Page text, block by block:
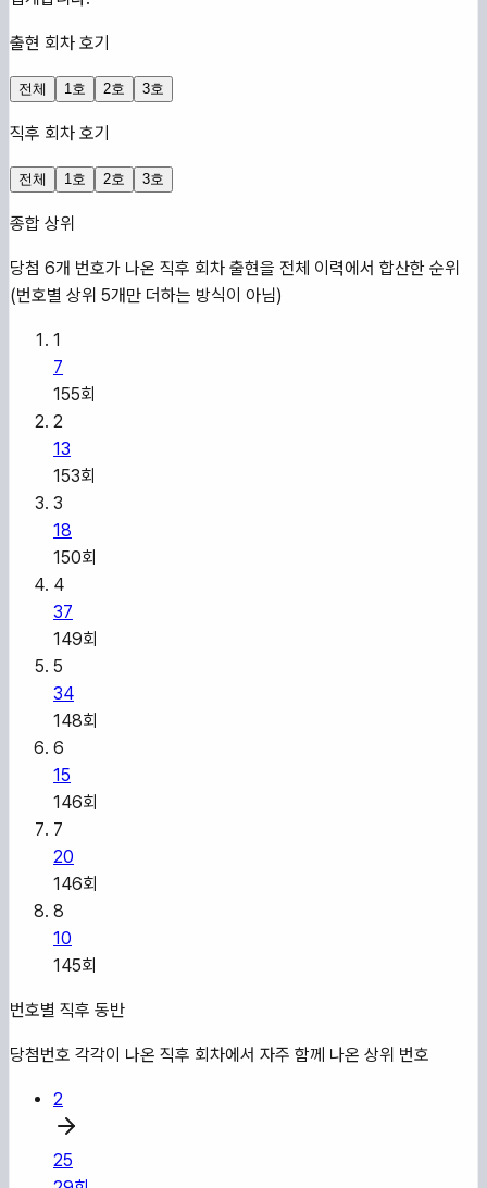
출현 회차 호기
전체 1호 2호 3호
직후 회차 호기
전체 1호 2호 3호
종합 상위
당첨 6개 번호가 나온 직후 회차 출현을 전체 이력에서 합산한 순위
(번호별 상위 5개만 더하는 방식이 아님)
1
7
155회
2
13
153회
3
18
150회
4
37
149회
5
34
148회
6
15
146회
7
20
146회
8
10
145회
번호별 직후 동반
당첨번호 각각이 나온 직후 회차에서 자주 함께 나온 상위 번호
2
25